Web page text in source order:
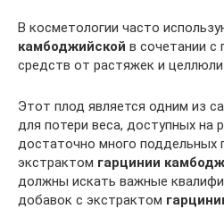
В косметологии часто
камбоджийской в сочетании с
средств от растяжек и
Этот плод является одним из
для потери веса, доступных на
достаточно много поддельных
экстрактом гарцинии
должны искать важные
добавок с экстрактом